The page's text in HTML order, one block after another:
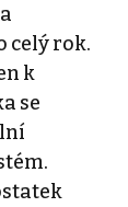
celý rok.
k
se